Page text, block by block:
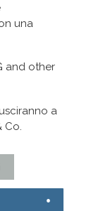
una
and other
a
Co.